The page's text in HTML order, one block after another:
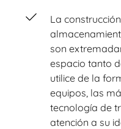
La
son
espacio tanto
utilice de la
equipos, las
tecnología de
atención a su